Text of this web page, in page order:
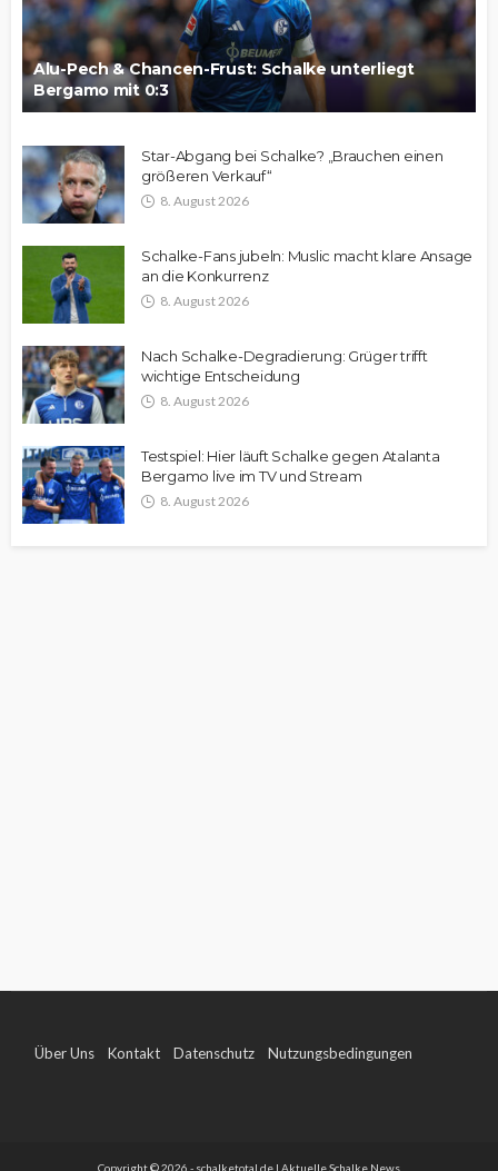
Alu-Pech & Chancen-Frust: Schalke unterliegt
Bergamo mit 0:3
Star-Abgang bei Schalke? „Brauchen einen
größeren Verkauf“
8. August 2026
Schalke-Fans jubeln: Muslic macht klare Ansage
an die Konkurrenz
8. August 2026
Nach Schalke-Degradierung: Grüger trifft
wichtige Entscheidung
8. August 2026
Testspiel: Hier läuft Schalke gegen Atalanta
Bergamo live im TV und Stream
8. August 2026
Über Uns Kontakt Datenschutz Nutzungsbedingungen
Copyright © 2026 - schalketotal.de | Aktuelle Schalke News